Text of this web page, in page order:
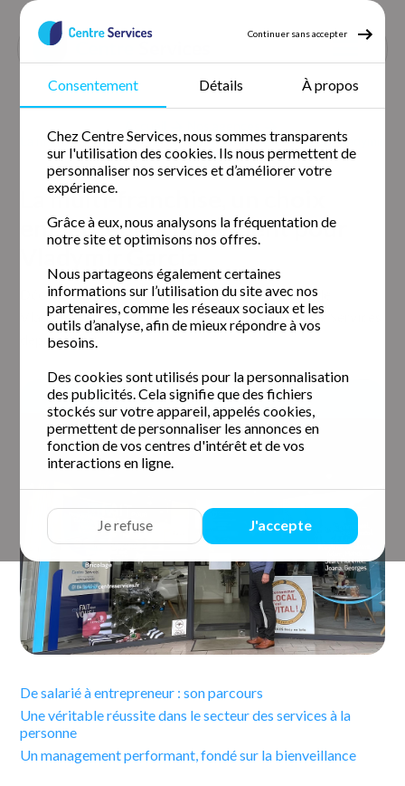
Continuer sans accepter
Consentement Détails À propos
Chez Centre Services, nous sommes transparents
sur l'utilisation des cookies. Ils nous permettent de
personnaliser nos services et d’améliorer votre
expérience.
Grâce à eux, nous analysons la fréquentation de
notre site et optimisons nos offres.
Nous partageons également certaines
informations sur l’utilisation du site avec nos
partenaires, comme les réseaux sociaux et les
outils d’analyse, afin de mieux répondre à vos
besoins.
Des cookies sont utilisés pour la personnalisation
des publicités. Cela signifie que des fichiers
stockés sur votre appareil, appelés cookies,
permettent de personnaliser les annonces en
fonction de vos centres d'intérêt et de vos
interactions en ligne.
Je refuse J'accepte
La multi franchise un choix entrepreneurial evident pour vladymir
garcia
La multi-franchise, un choix
entrepreneurial évident pour
Vladymir Garcia
Découvrez dès maintenant le parcours inspirant de
Vladymir Garcia, multi-franchisé du réseau Centre Services
depuis 2019.
De salarié à entrepreneur : son parcours
Une véritable réussite dans le secteur des services à la
personne
Un management performant, fondé sur la bienveillance